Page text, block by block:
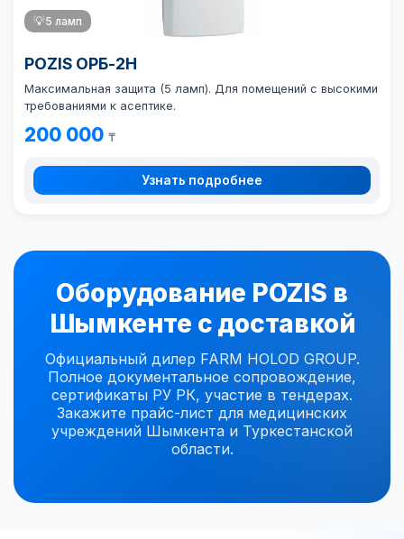
💡5 ламп
POZIS ОРБ-2Н
Максимальная защита (5 ламп). Для помещений с высокими
требованиями к асептике.
200 000 ₸
Узнать подробнее
Оборудование POZIS в
Шымкенте с доставкой
Официальный дилер FARM HOLOD GROUP.
Полное документальное сопровождение,
сертификаты РУ РК, участие в тендерах.
Закажите прайс-лист для медицинских
учреждений Шымкента и Туркестанской
области.